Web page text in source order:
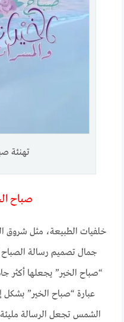
تهنئة
صباح
خلفيات الطبيعة، مثل شروق
جمال تصميم رسالة
“صباح الخير” يجعلها أكثر
عبارة “صباح الخير” بشكل
الشمس تجعل الرسالة مليئة